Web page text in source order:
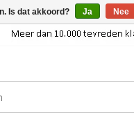
Is dat akkoord? Ja Nee